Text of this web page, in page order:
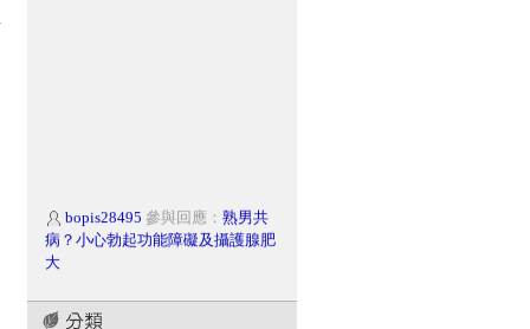
bopis28495 參與回應： 熟男共
病？小心勃起功能障礙及攝護腺肥
大
護腺癌新式診斷方式 可提高準確度